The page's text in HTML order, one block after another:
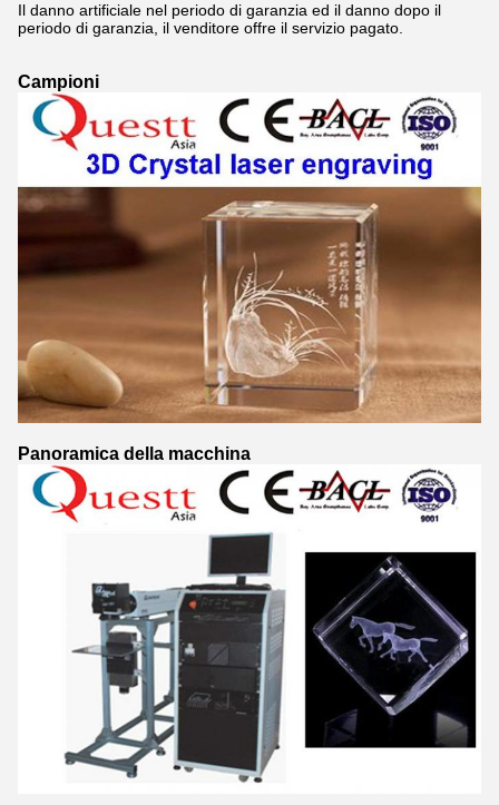
Il danno artificiale nel periodo di garanzia ed il danno dopo il
periodo di garanzia, il venditore offre il servizio pagato.
Campioni
Panoramica della macchina